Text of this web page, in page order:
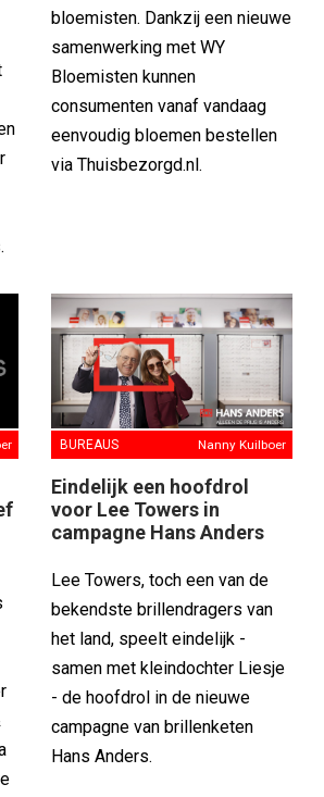
bloemisten. Dankzij een nieuwe
samenwerking met WY
Bloemisten kunnen
consumenten vanaf vandaag
eenvoudig bloemen bestellen
via Thuisbezorgd.nl.
BUREAUS Nanny Kuilboer
Eindelijk een hoofdrol
voor Lee Towers in
campagne Hans Anders
Lee Towers, toch een van de
bekendste brillendragers van
het land, speelt eindelijk -
samen met kleindochter Liesje
- de hoofdrol in de nieuwe
campagne van brillenketen
Hans Anders.